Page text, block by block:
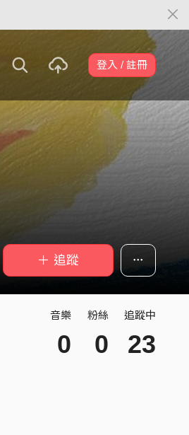
登入 / 註冊
＋ 追蹤
音樂
0
粉絲
0
追蹤中
23